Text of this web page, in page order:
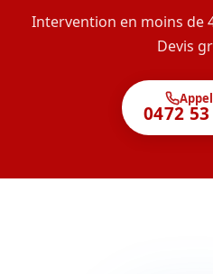
Intervention en moins de
Devis
0472